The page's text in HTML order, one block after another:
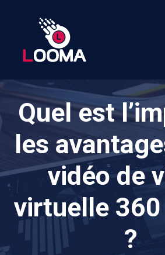
Quel est
les
vidéo de
virtuelle
?